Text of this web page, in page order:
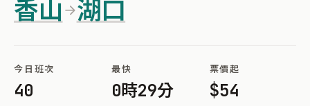
香山 湖口
今日班次
40
最快
0時29分
票價起
$54